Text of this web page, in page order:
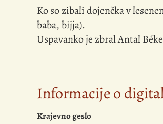
Ko so zibali dojenčka v
baba, bijja).
Uspavanko je zbral Antal
Informacije o
Krajevno geslo